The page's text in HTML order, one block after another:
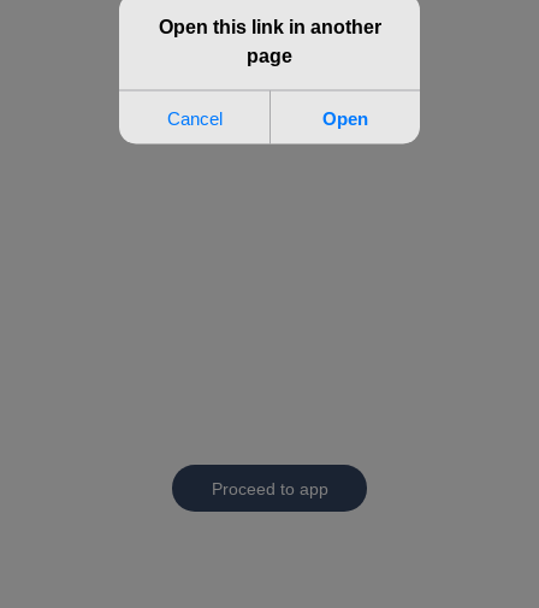
Proceed to app